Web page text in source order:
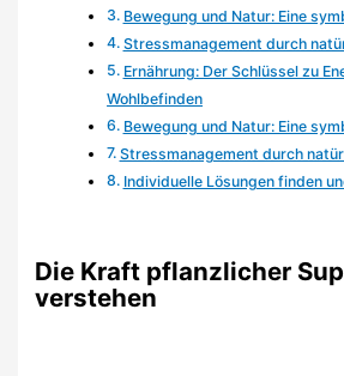
Bewegung und Natur: Eine
Stressmanagement durch
Ernährung: Der Schlüssel zu
Wohlbefinden
Bewegung und Natur: Eine
Stressmanagement durch
Individuelle Lösungen finden
Die Kraft pflanzlicher
verstehen